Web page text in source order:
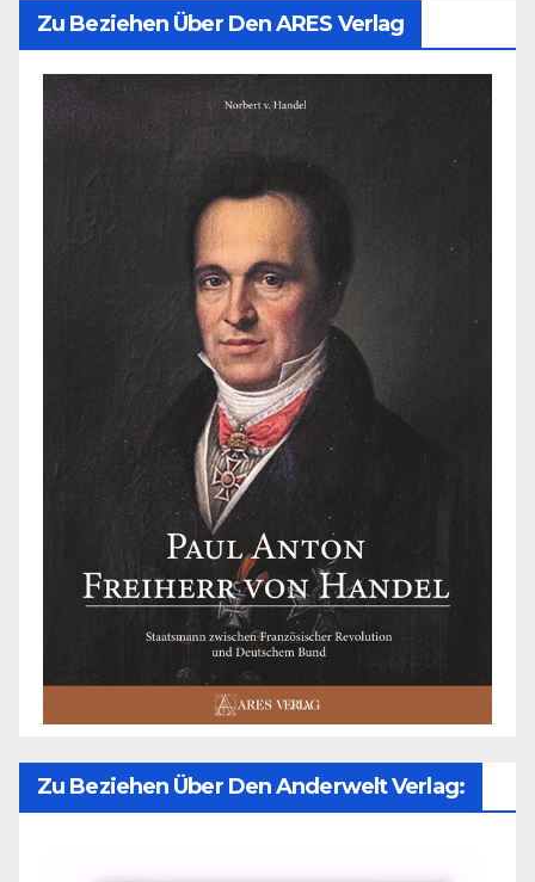
Zu Beziehen Über Den ARES Verlag
Zu Beziehen Über Den Anderwelt Verlag: